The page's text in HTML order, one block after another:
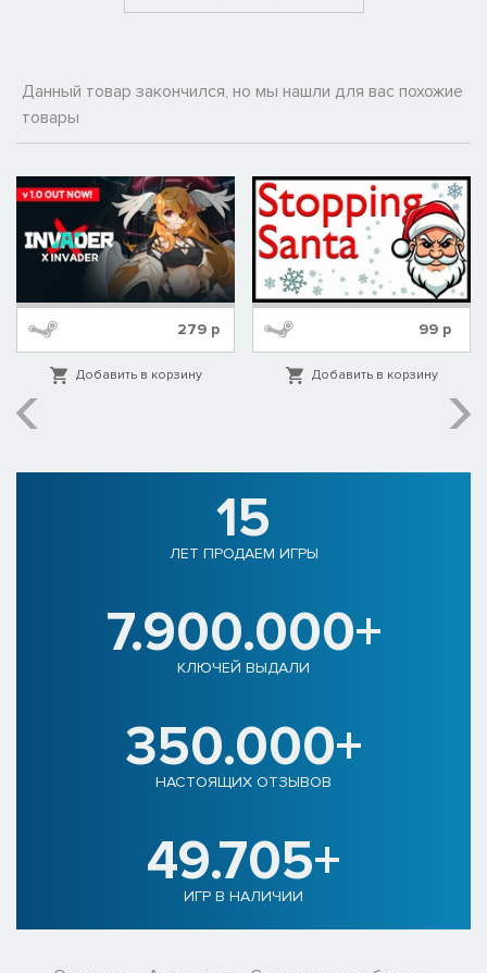
Данный товар закончился, но мы нашли для вас похожие
товары
279 р
Добавить в корзину
99р
Добавить в корзину
15
ЛЕТ ПРОДАЕМ ИГРЫ
7.900.000+
КЛЮЧЕЙ ВЫДАЛИ
350.000+
НАСТОЯЩИХ ОТЗЫВОВ
49.705+
ИГР В НАЛИЧИИ